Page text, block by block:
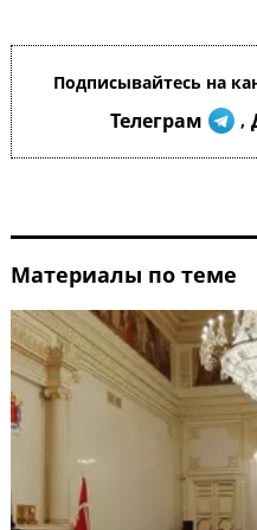
Подписывайтесь на
Телеграм ,
Материалы по теме